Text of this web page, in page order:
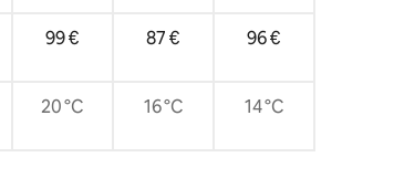
99 € 87 € 96 €
20 °C 16 °C 14 °C